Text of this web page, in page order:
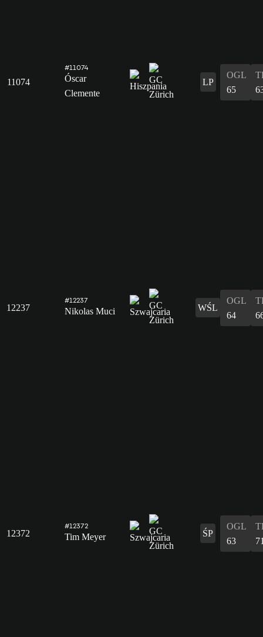
11074
#11074
Óscar
Clemente
LP
OGL
65
12237
#12237
Nikolas Muci WŚL
OGL
64
12372
#12372
Tim Meyer ŚP
OGL
63